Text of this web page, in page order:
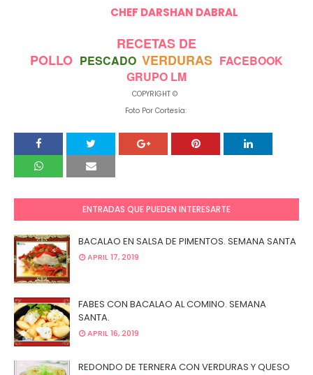
CHEF DARSHAN DABRAL
RECETAS DE
POLLO PESCADO VERDURAS FACEBOOK
GRUPO LM
COPYRIGHT ©
Foto Por Cortesía:
ENTRADAS QUE PUEDEN INTERESARTE
BACALAO EN SALSA DE PIMENTOS. SEMANA SANTA
APRIL 17, 2019
FABES CON BACALAO AL COMINO. SEMANA
SANTA.
APRIL 16, 2019
REDONDO DE TERNERA CON VERDURAS Y QUESO